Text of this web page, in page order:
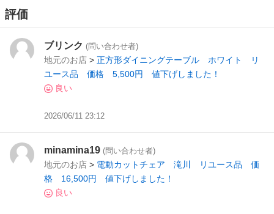
評価
ブリンク (問い合わせ者)
地元のお店 > 正方形ダイニングテーブル ホワイト リ
ユース品 価格 5,500円 値下げしました！
良い
2026/06/11 23:12
minamina19 (問い合わせ者)
地元のお店 > 電動カットチェア 滝川 リユース品 価
格 16,500円 値下げしました！
良い